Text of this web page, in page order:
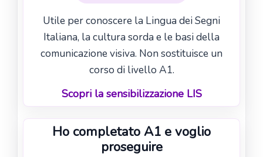
Utile per conoscere la Lingua dei Segni
Italiana, la cultura sorda e le basi della
comunicazione visiva. Non sostituisce un
corso di livello A1.
Scopri la sensibilizzazione LIS
Ho completato A1 e voglio
proseguire